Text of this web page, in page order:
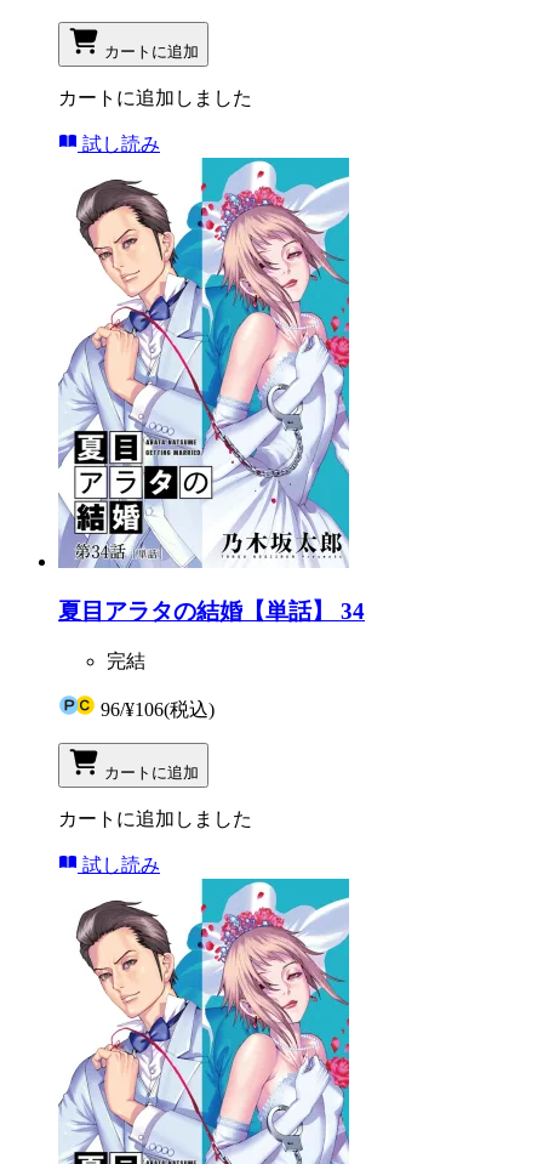
カートに追加
カートに追加しました
試し読み
夏目アラタの結婚【単話】 34
完結
96/¥106(税込)
カートに追加
カートに追加しました
試し読み